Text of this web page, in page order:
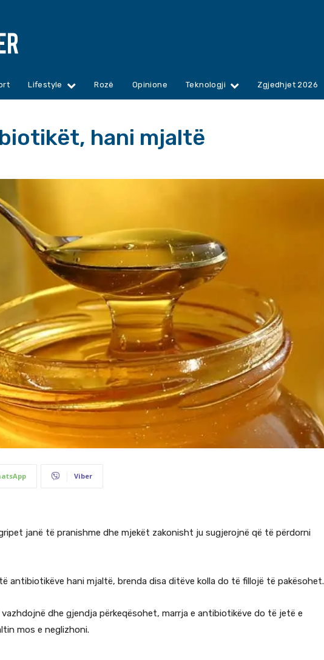
Lifestyle Rozë Opinione Teknologji Zgjedhjet 2026
hani mjaltë
Viber
janë të pranishme dhe mjekët zakonisht ju sugjerojnë që të përdorni
antibiotikëve hani mjaltë, brenda disa ditëve kolla do të fillojë të pakësohet.
dhe gjendja përkeqësohet, marrja e antibiotikëve do të jetë e
mos e neglizhoni.